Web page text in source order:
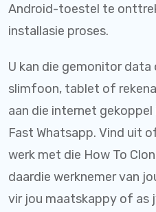
Android-toestel te
installasie proses.
U kan die gemonitor
slimfoon, tablet of
aan die internet
Fast Whatsapp. Vind uit
werk met die How To
daardie werknemer van
vir jou maatskappy of as